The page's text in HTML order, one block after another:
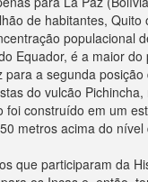
de habitantes, Quito
populacional
Equador, é a maior
para a segunda posição
do vulcão
foi construído em um
metros acima do nível
que participaram da